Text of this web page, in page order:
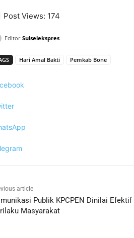
Post Views: 174
Editor Sulselekspres
Hari Amal Bakti Pemkab Bone
article
Publik KPCPEN Dinilai Efektif
Masyarakat